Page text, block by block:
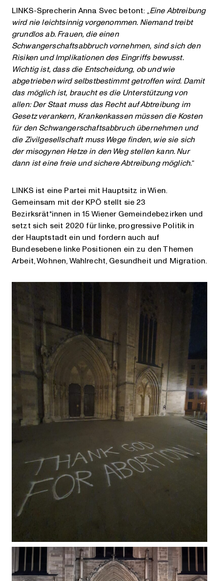
LINKS-Sprecherin Anna Svec betont: „Eine Abtreibung
wird nie leichtsinnig vorgenommen. Niemand treibt
grundlos ab. Frauen, die einen
Schwangerschaftsabbruch vornehmen, sind sich den
Risiken und Implikationen des Eingriffs bewusst.
Wichtig ist, dass die Entscheidung, ob und wie
abgetrieben wird selbstbestimmt getroffen wird. Damit
das möglich ist, braucht es die Unterstützung von
allen: Der Staat muss das Recht auf Abtreibung im
Gesetz verankern, Krankenkassen müssen die Kosten
für den Schwangerschaftsabbruch übernehmen und
die Zivilgesellschaft muss Wege finden, wie sie sich
der misogynen Hetze in den Weg stellen kann. Nur
dann ist eine freie und sichere Abtreibung möglich.“
LINKS ist eine Partei mit Hauptsitz in Wien.
Gemeinsam mit der KPÖ stellt sie 23
Bezirksrät*innen in 15 Wiener Gemeindebezirken und
setzt sich seit 2020 für linke, progressive Politik in
der Hauptstadt ein und fordern auch auf
Bundesebene linke Positionen ein zu den Themen
Arbeit, Wohnen, Wahlrecht, Gesundheit und Migration.